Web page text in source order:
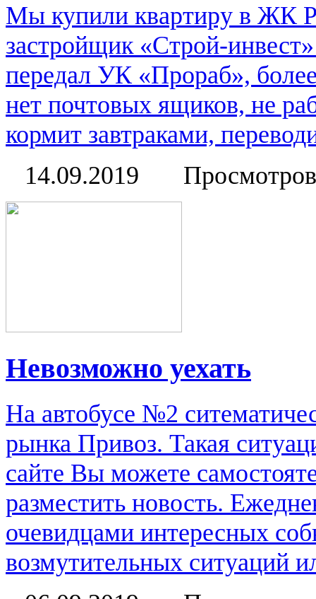
Мы купили квартиру в ЖК
застройщик «Строй-
передал УК «Прораб»,
нет почтовых ящиков, не
кормит завтраками,
14.09.2019
Невозможно уехать
На автобусе №2
рынка Привоз. Такая
сайте Вы можете
разместить новость.
очевидцами интересных
возмутительных ситуаций